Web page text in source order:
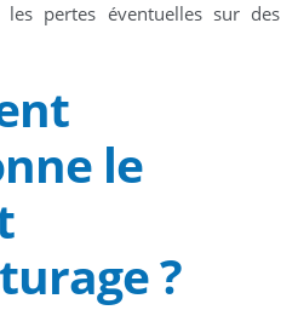
pertes éventuelles sur des
le
?